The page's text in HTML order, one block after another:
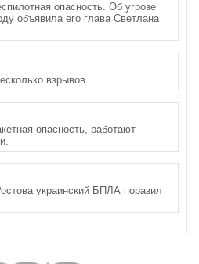
опасность. Об угрозе
объявила его глава Светлана
взрывов.
опасность, работают
украинский БПЛА поразил